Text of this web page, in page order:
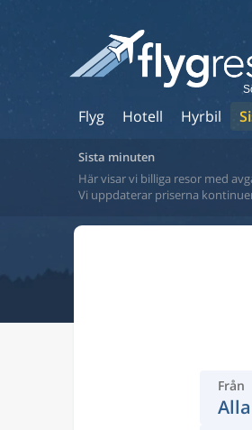
Flyg Hotell Hyrbil
Sista minuten
Här visar vi billiga resor med
Vi uppdaterar priserna
Från